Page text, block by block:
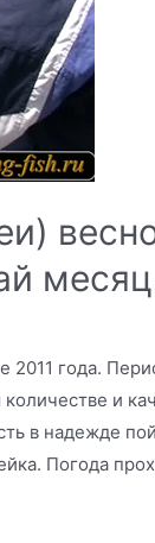
2011 года.
и
в надежде
Погода